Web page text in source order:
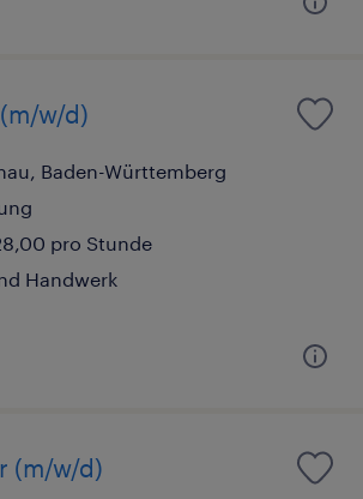
w/d)
Baden-Württemberg
pro Stunde
Handwerk
(m/w/d)